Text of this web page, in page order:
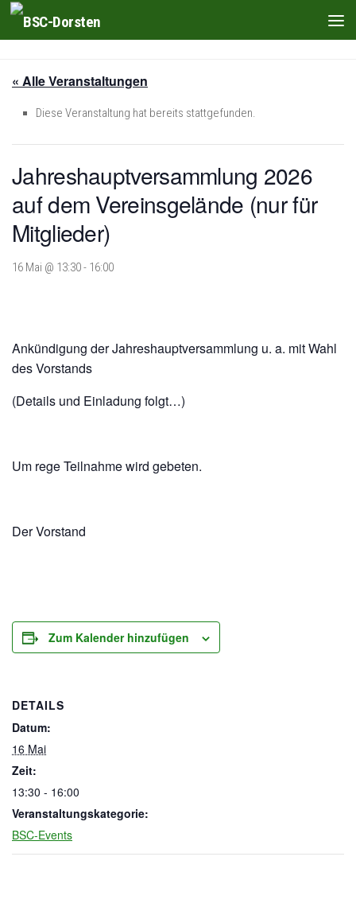
Zum Inhalt springen
« Alle Veranstaltungen
Diese Veranstaltung hat bereits stattgefunden.
Jahreshauptversammlung 2026
auf dem Vereinsgelände (nur für
Mitglieder)
16 Mai @ 13:30- 16:00
Ankündigung der Jahreshauptversammlung u. a. mit Wahl
des Vorstands
(Details und Einladung folgt…)
Um rege Teilnahme wird gebeten.
Der Vorstand
Zum Kalender hinzufügen
DETAILS
Datum:
16 Mai
Zeit:
13:30 - 16:00
Veranstaltungskategorie:
BSC-Events